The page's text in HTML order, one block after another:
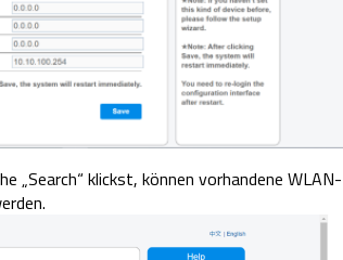
„Search“ klickst, können vorhandene WLAN-